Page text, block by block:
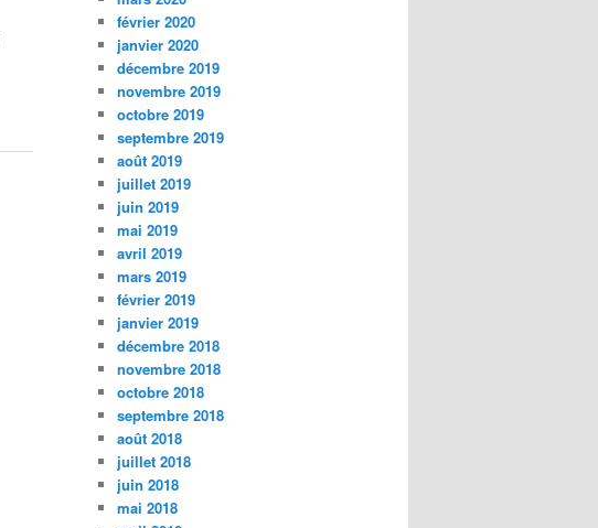
février 2020
janvier 2020
décembre 2019
novembre 2019
octobre 2019
septembre 2019
août 2019
juillet 2019
juin 2019
mai 2019
avril 2019
mars 2019
février 2019
janvier 2019
décembre 2018
novembre 2018
octobre 2018
septembre 2018
août 2018
juillet 2018
juin 2018
mai 2018